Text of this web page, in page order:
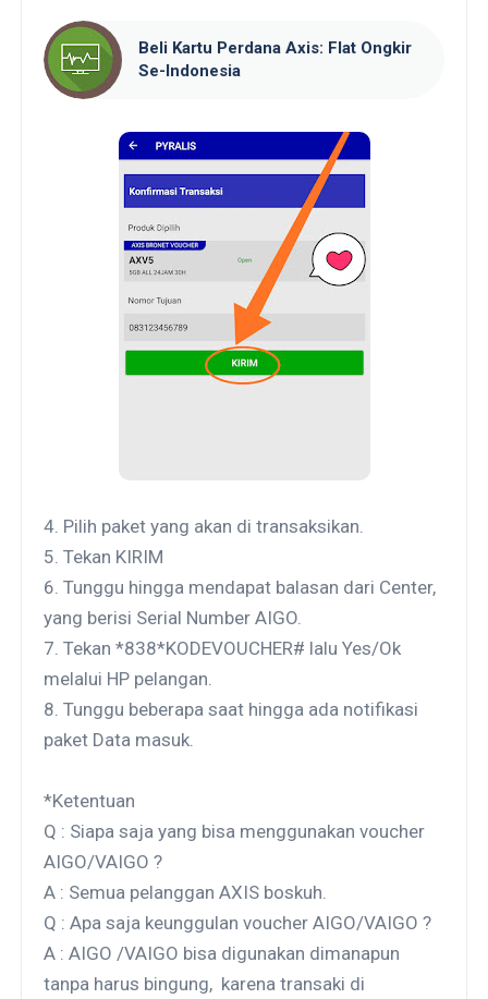
Beli Kartu Perdana Axis: Flat Ongkir
Se-Indonesia
4. Pilih paket yang akan di transaksikan.
5. Tekan KIRIM
6. Tunggu hingga mendapat balasan dari Center,
yang berisi Serial Number AIGO.
7. Tekan *838*KODEVOUCHER# lalu Yes/Ok
melalui HP pelangan.
8. Tunggu beberapa saat hingga ada notifikasi
paket Data masuk.
*Ketentuan
Q : Siapa saja yang bisa menggunakan voucher
AIGO/VAIGO ?
A : Semua pelanggan AXIS boskuh.
Q : Apa saja keunggulan voucher AIGO/VAIGO ?
A : AIGO /VAIGO bisa digunakan dimanapun
tanpa harus bingung, karena transaki di